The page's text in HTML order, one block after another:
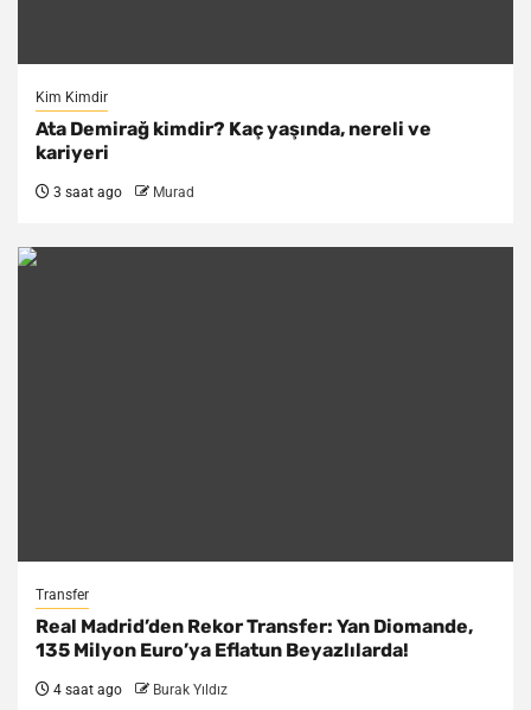
Kim Kimdir
Ata Demirağ kimdir? Kaç yaşında, nereli ve
kariyeri
3 saat ago Murad
Transfer
Real Madrid’den Rekor Transfer: Yan Diomande,
135 Milyon Euro’ya Eflatun Beyazlılarda!
4 saat ago Burak Yıldız